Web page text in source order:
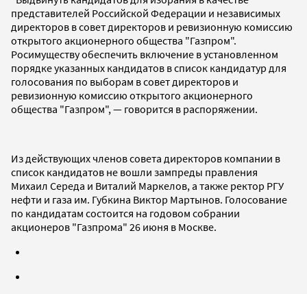
представителей Российской Федерации и независимых
директоров в совет директоров и ревизионную комиссию
открытого акционерного общества "Газпром".
Росимуществу обеспечить включение в установленном
порядке указанных кандидатов в список кандидатур для
голосования по выборам в совет директоров и
ревизионную комиссию открытого акционерного
общества "Газпром", — говорится в распоряжении.
Из действующих членов совета директоров компании в
список кандидатов не вошли зампреды правления
Михаил Середа и Виталий Маркелов, а также ректор РГУ
нефти и газа им. Губкина Виктор Мартынов. Голосование
по кандидатам состоится на годовом собрании
акционеров "Газпрома" 26 июня в Москве.